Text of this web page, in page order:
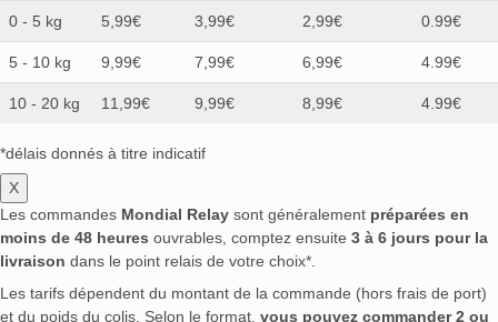
0 - 5 kg 5,99€ 3,99€ 2,99€ 0.99€
5 - 10 kg 9,99€ 7,99€ 6,99€ 4.99€
10 - 20 kg 11,99€ 9,99€ 8,99€ 4.99€
*délais donnés à titre indicatif
X
Les commandes Mondial Relay sont généralement préparées en
moins de 48 heures ouvrables, comptez ensuite 3 à 6 jours pour la
livraison dans le point relais de votre choix*.
Les tarifs dépendent du montant de la commande (hors frais de port)
et du poids du colis. Selon le format, vous pouvez commander 2 ou